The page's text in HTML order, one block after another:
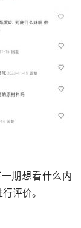
期想看什么内
评价。